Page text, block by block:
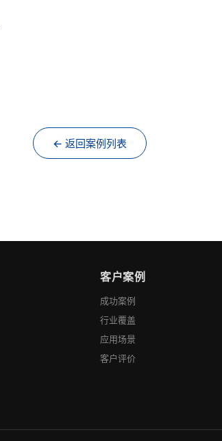
← 返回案例列表
客户案例
成功案例
行业覆盖
应用场景
客户评价